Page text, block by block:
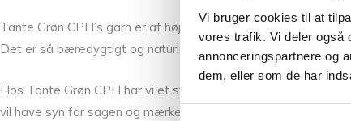
Vi bruger cookies til at
vores trafik. Vi deler også
annonceringspartnere og
dem, eller som de har
Samtykkevalg
Tante Grøn CPH’s garn er af høj kvalitet. Vi har et skønt mix
Det er så bæredygtigt og naturligt som muligt. Se f.eks. vores
Hos Tante Grøn CPH har vi et stort udvalg fra Sandnes
vil have syn for sagen og mærke Sunday mellem fingrene. Vi